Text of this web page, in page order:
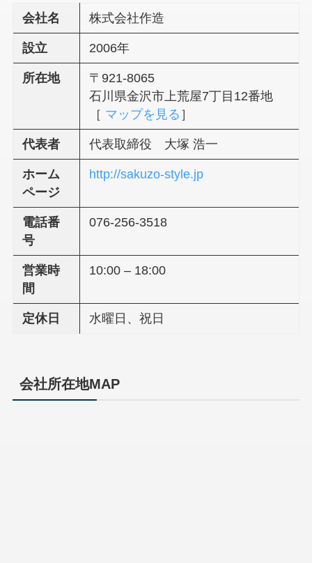
会社名 株式会社作造
設立 2006年
所在地
〒921-8065
石川県金沢市上荒屋7丁目12番地
［ マップを見る ］
代表者 代表取締役 大塚 浩一
ホーム
ページ
http://sakuzo-style.jp
電話番
号
076-256-3518
営業時
間
10:00 – 18:00
定休日 水曜日、祝日
会社所在地MAP